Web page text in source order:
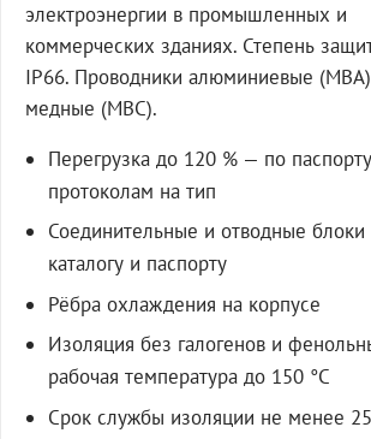
электроэнергии в промышленных и
коммерческих зданиях. Степень
IP66. Проводники алюминиевые
медные (МВС).
Перегрузка до 120 % — по
протоколам на тип
Соединительные и отводные блоки
каталогу и паспорту
Рёбра охлаждения на корпусе
Изоляция без галогенов и
рабочая температура до 150 °C
Срок службы изоляции не менее